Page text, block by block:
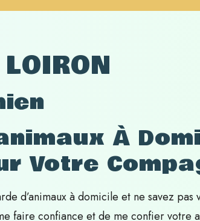
À
Votre
d’animaux à domicile et ne savez
faire confiance et de me confier votre